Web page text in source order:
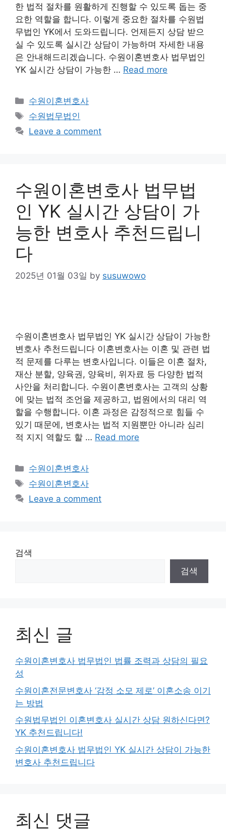
한 법적 절차를 원활하게 진행할 수 있도록 돕는 중
요한 역할을 합니다. 이렇게 중요한 절차를 수원법
무법인 YK에서 도와드립니다. 언제든지 상담 받으
실 수 있도록 실시간 상담이 가능하며 자세한 내용
은 안내해드리겠습니다. 수원이혼변호사 법무법인
YK 실시간 상담이 가능한 … Read more
Categories
수원이혼변호사
Tags
수원법무법인
Leave a comment
수원이혼변호사 법무법
인 YK 실시간 상담이 가
능한 변호사 추천드립니
다
2025년 01월 03일 by susuwowo
수원이혼변호사 법무법인 YK 실시간 상담이 가능한
변호사 추천드립니다 이혼변호사는 이혼 및 관련 법
적 문제를 다루는 변호사입니다. 이들은 이혼 절차,
재산 분할, 양육권, 양육비, 위자료 등 다양한 법적
사안을 처리합니다. 수원이혼변호사는 고객의 상황
에 맞는 법적 조언을 제공하고, 법원에서의 대리 역
할을 수행합니다. 이혼 과정은 감정적으로 힘들 수
있기 때문에, 변호사는 법적 지원뿐만 아니라 심리
적 지지 역할도 할 … Read more
Categories
수원이혼변호사
Tags
수원이혼변호사
Leave a comment
검색
검색
최신 글
수원이혼변호사 법무법인 법률 조력과 상담의 필요
성
수원이혼전문변호사 ‘감정 소모 제로’ 이혼소송 이기
는 방법
수원법무법인 이혼변호사 실시간 상담 원하신다면?
YK 추천드립니다!
수원이혼변호사 법무법인 YK 실시간 상담이 가능한
변호사 추천드립니다
최신 댓글